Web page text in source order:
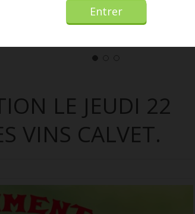
LE JEUDI 22
VINS CALVET.